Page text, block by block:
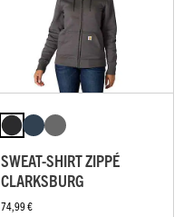
SWEAT-SHIRT ZIPPÉ
CLARKSBURG
74,99 €